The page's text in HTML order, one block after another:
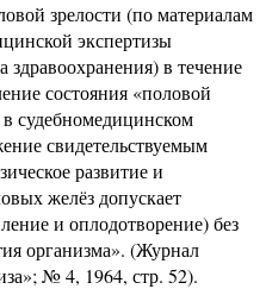
зрелости (по материалам
экспертизы
здравоохранения) в течение
состояния «половой
судебномедицинском
свидетельствуемым
развитие и
желёз допускает
и оплодотворение) без
организма». (Журнал
№ 4, 1964, стр. 52).